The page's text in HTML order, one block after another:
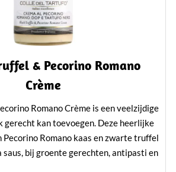
& Pecorino Romano
Crème
Romano Crème is een veelzijdige
gerecht kan toevoegen. Deze heerlijke
Pecorino Romano kaas en zwarte truffel
saus, bij groente gerechten, antipasti en